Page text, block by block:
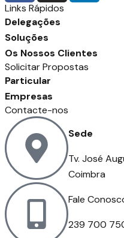
Links Rápidos
Delegações
Soluções
Os Nossos Clientes
Solicitar Propostas
Particular
Empresas
Contacte-nos
Sede
Tv. José
Coimbra
Fale
239 700